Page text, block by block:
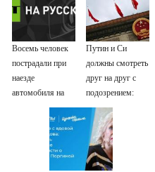
Восемь человек
пострадали при
наезде
автомобиля на
пешеходов в
Путин и Си
должны смотреть
друг на друг с
подозрением:
Зеленский
поставил задачу
своим
дипломатам